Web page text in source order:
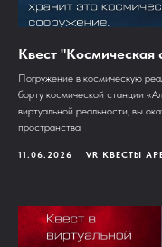
Квест "Космическая
Погружение в космическую
борту космической станции
виртуальной реальности, вы
пространства
11.06.2026 VR КВЕСТЫ